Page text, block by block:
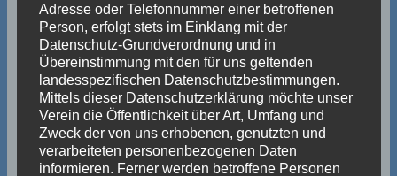
Adresse oder Telefonnummer einer betroffenen
Person, erfolgt stets im Einklang mit der
Datenschutz-Grundverordnung und in
Übereinstimmung mit den für uns geltenden
landesspezifischen Datenschutzbestimmungen.
Mittels dieser Datenschutzerklärung möchte unser
Verein die Öffentlichkeit über Art, Umfang und
Zweck der von uns erhobenen, genutzten und
verarbeiteten personenbezogenen Daten
informieren. Ferner werden betroffene Personen